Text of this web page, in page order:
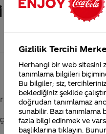
... Coca-Cola'nın Filistin'de
ve Mersin
hazırladığımız
Gizlilik Tercihi
Herhangi bir web sitesini
tanımlama bilgileri
Bu bilgiler; siz,
beklediğiniz şekilde
doğrudan tanımlamaz
sunabilir. Bazı
fazla bilgi edinmek ve
başlıklarına tıklayın.